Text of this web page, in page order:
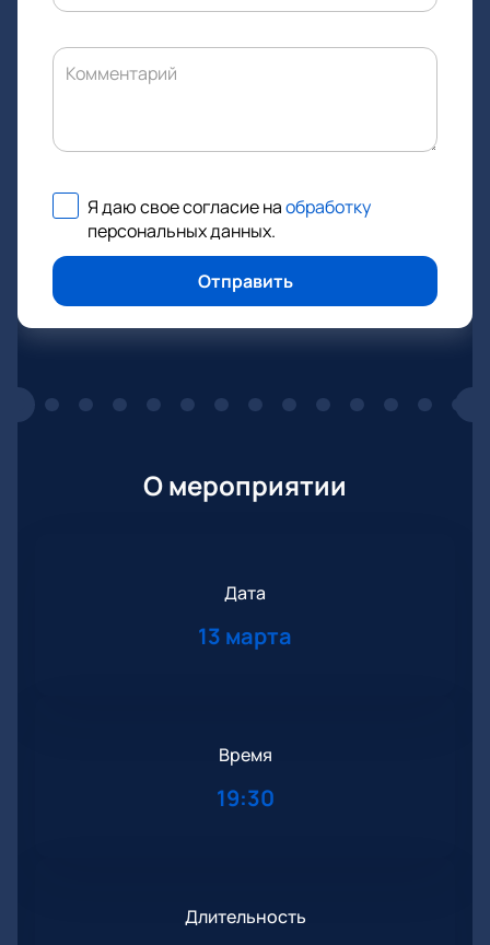
Комментарий
Я даю свое согласие наобработку
персональных данных.
Отправить
О мероприятии
Дата
13 марта
Время
19:30
Длительность